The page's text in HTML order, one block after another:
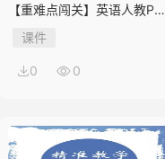
【重难点闯关】英语人教PEP
版6年级上册Unit 1
课件
0 0